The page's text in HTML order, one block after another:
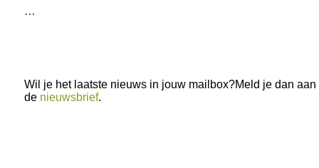
…
Wil je het laatste nieuws in jouw mailbox?Meld je dan aan
de nieuwsbrief.